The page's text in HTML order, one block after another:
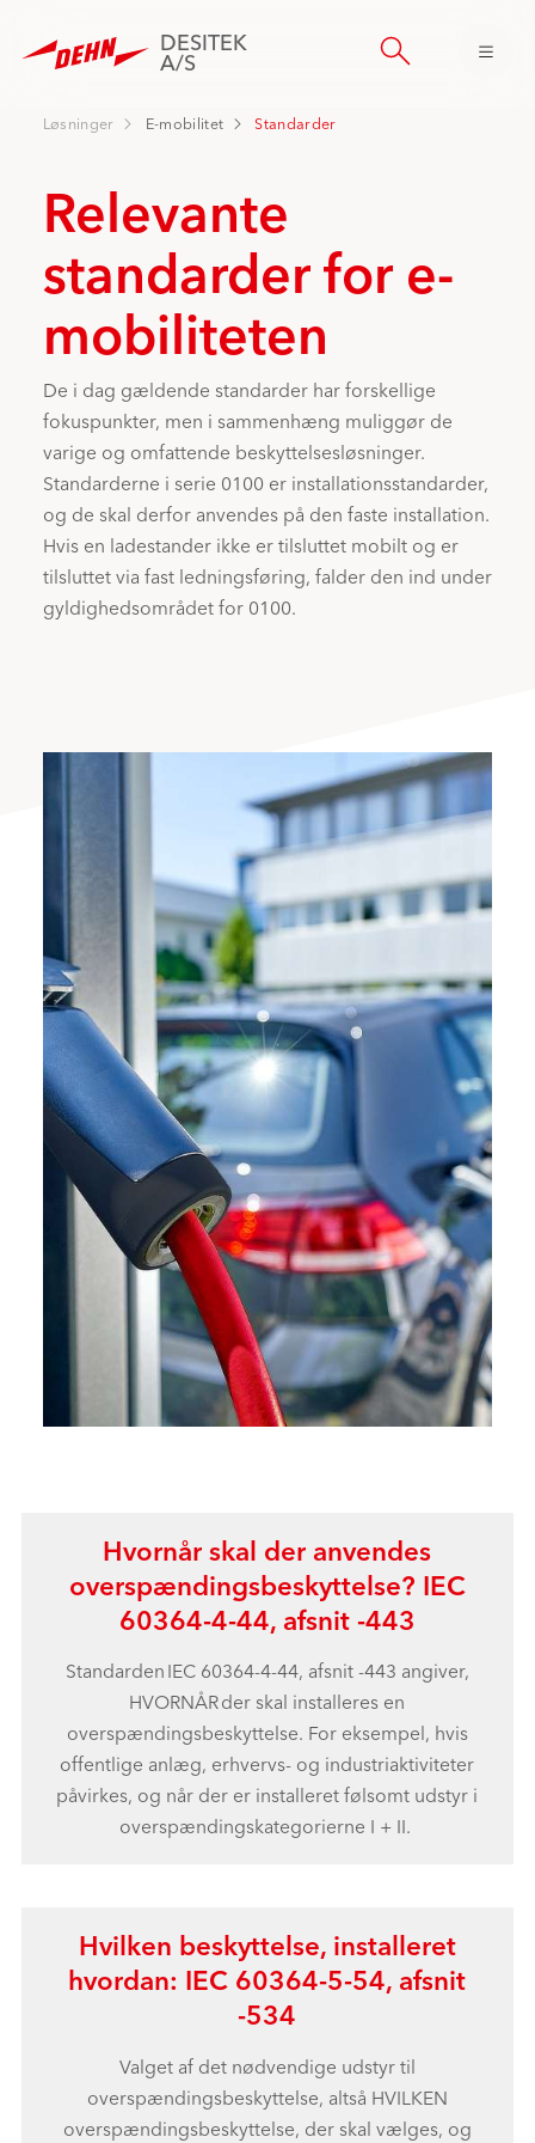
main
DESITEK
A/S
Løsninger E-mobilitet Standarder
Relevante
standarder for e-
mobiliteten
De i dag gældende standarder har forskellige
fokuspunkter, men i sammenhæng muliggør de
varige og omfattende beskyttelsesløsninger.
Standarderne i serie 0100 er installationsstandarder,
og de skal derfor anvendes på den faste installation.
Hvis en ladestander ikke er tilsluttet mobilt og er
tilsluttet via fast ledningsføring, falder den ind under
gyldighedsområdet for 0100.
Hvornår skal der anvendes
overspændingsbeskyttelse? IEC
60364-4-44, afsnit -443
Standarden IEC 60364-4-44, afsnit -443 angiver,
HVORNÅR der skal installeres en
overspændingsbeskyttelse. For eksempel, hvis
offentlige anlæg, erhvervs- og industriaktiviteter
påvirkes, og når der er installeret følsomt udstyr i
overspændingskategorierne I + II.
Hvilken beskyttelse, installeret
hvordan: IEC 60364-5-54, afsnit
-534
Valget af det nødvendige udstyr til
overspændingsbeskyttelse, altså HVILKEN
overspændingsbeskyttelse, der skal vælges, og